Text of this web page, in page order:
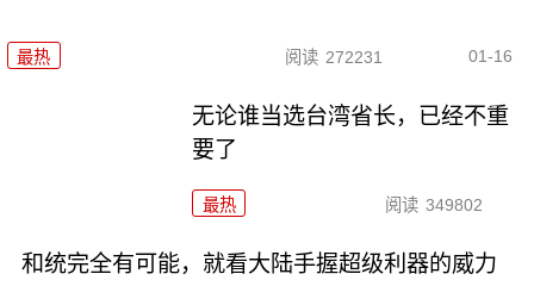
最热 阅读 272231 01-16
无论谁当选台湾省长，已经不重
要了
最热 阅读 349802
和统完全有可能，就看大陆手握超级利器的威力